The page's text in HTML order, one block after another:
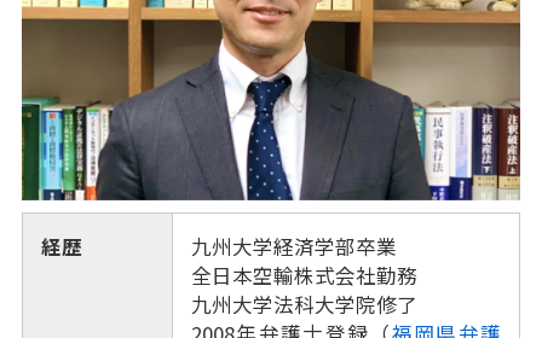
経歴
九州大学経済学部卒業
全日本空輸株式会社勤務
九州大学法科大学院修了